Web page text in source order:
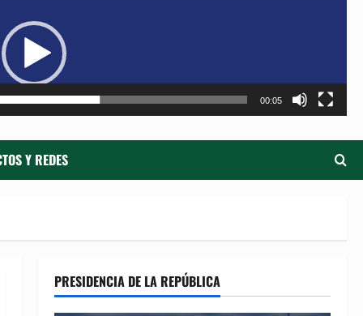
00:05
Y REDES
PRESIDENCIA DE LA REPÚBLICA